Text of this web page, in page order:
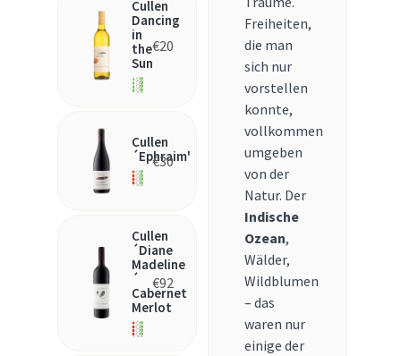
Cullen
Dancing
in
the
Sun
€20
Cullen
´Ephraim'
€30
Cullen
´Diane
Madeline
´
Cabernet
Merlot
€92
Freiheiten,
die man
sich nur
vorstellen
konnte,
vollkommen
umgeben
von der
Natur. Der
Indische
Ozean,
Wälder,
Wildblumen
– das
waren nur
einige der